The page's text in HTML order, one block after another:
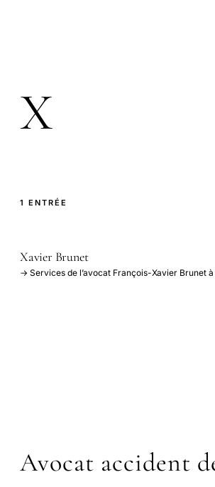
X
1 ENTRÉE
Xavier Brunet
→ Services de l’avocat François-Xavier Brunet
Avocat accident